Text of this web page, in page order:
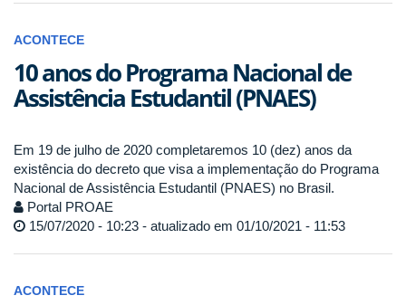
ACONTECE
10 anos do Programa Nacional de
Assistência Estudantil (PNAES)
Em 19 de julho de 2020 completaremos 10 (dez) anos da
existência do decreto que visa a implementação do Programa
Nacional de Assistência Estudantil (PNAES) no Brasil.
Portal PROAE
15/07/2020 - 10:23 - atualizado em 01/10/2021 - 11:53
ACONTECE